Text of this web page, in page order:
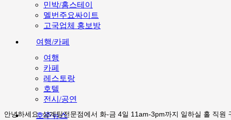
민박/홈스테이
멜번주요싸이트
고국업체 홍보방
여행/카페
여행
카페
레스토랑
호텔
전시/공연
호주뉴스
안녕하세요. 삼계탕전문점에서 화-금 4일 11am-3pm까지 일하실 홀 직원